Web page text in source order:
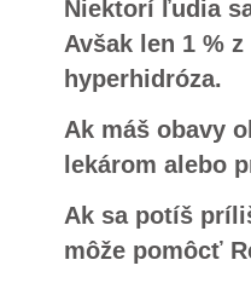
Niektorí ľudia
Avšak len 1 %
hyperhidróza.
Ak máš obavy
lekárom alebo
Ak sa potíš
môže pomôcť